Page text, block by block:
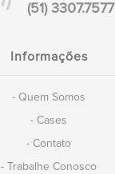
(51) 3307.7577
Informações
- Quem Somos
- Cases
- Contato
- Trabalhe Conosco